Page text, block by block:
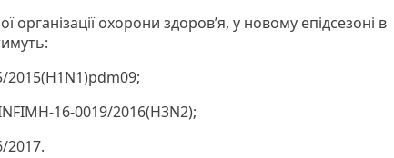
організації охорони здоров’я, у новому епідсезоні в
2015(H1N1)pdm09;
16-0019/2016(H3N2);
2017.